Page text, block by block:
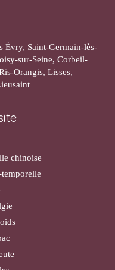
Évry, Saint-Germain-lès-
sur-Seine, Corbeil-
Orangis, Lisses,
chinoise